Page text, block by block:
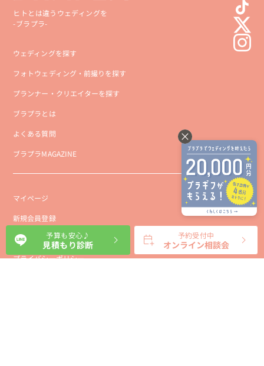
ヒトとは違うウェディングを
-ブラプラ-
ウェディングを探す
フォトウェディング・前撮りを探す
プランナー・クリエイターを探す
ブラプラとは
よくある質問
ブラプラMAGAZINE
マイページ
新規会員登録
会社概要
プライバシーポリシー
予算も安心♪
見積もり診断
予約受付中
オンライン相談会